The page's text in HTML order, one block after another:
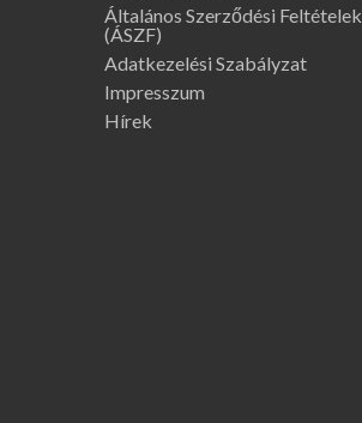
Általános Szerződési Feltételek
(ÁSZF)
Adatkezelési Szabályzat
Impresszum
Hírek